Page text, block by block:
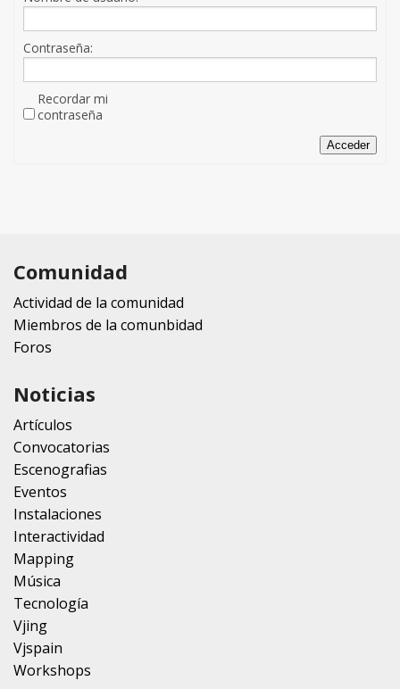
Contraseña:
Recordar mi
contraseña
Acceder
Comunidad
Actividad de la comunidad
Miembros de la comunbidad
Foros
Noticias
Artículos
Convocatorias
Escenografias
Eventos
Instalaciones
Interactividad
Mapping
Música
Tecnología
Vjing
Vjspain
Workshops